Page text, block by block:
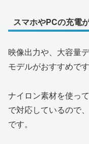
スマホやPCの充電
映像出力や、大容量
モデルがおすすめです
ナイロン素材を使っ
で対応しているので
です。